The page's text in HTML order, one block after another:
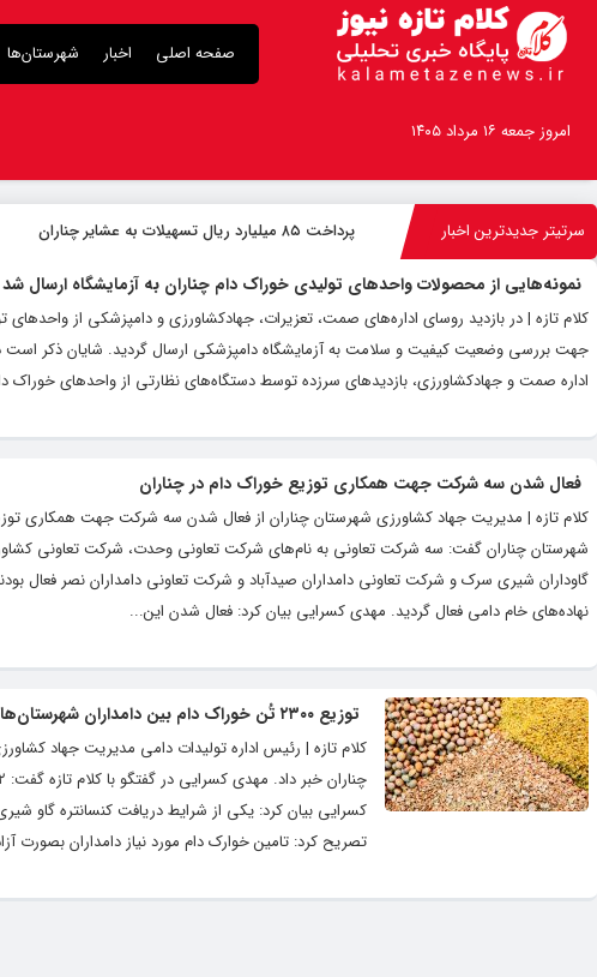
صفحه اصلی اخبار شهرستان‌ها
امروز جمعه ۱۶ مرداد ۱۴۰۵
سرتیتر جدیدترین اخبار پرداخت ۸۵ میلیارد ریال تسهیلات به عشایر چناران
نمونه‌هایی از محصولات واحدهای تولیدی خوراک دام چناران به آزمایشگاه ارسال شد
کلام تازه | در بازدید روسای اداره‌های صمت، تعزیرات، جهادکشاورزی و دامپزشکی از
جهت بررسی وضعیت کیفیت و سلامت به آزمایشگاه دامپزشکی ارسال گردید. شایان ذکر است
اداره صمت و جهادکشاورزی، بازدیدهای سرزده توسط دستگاه‌های نظارتی از واحدهای خوراک دام
فعال شدن سه شرکت جهت همکاری توزیع خوراک دام در چناران
کلام تازه | مدیریت جهاد کشاورزی شهرستان چناران از فعال شدن سه شرکت جهت همکاری
شهرستان چناران گفت: سه شرکت تعاونی به نام‌های شرکت تعاونی وحدت، شرکت تعاونی
گاوداران شیری سرک و شرکت تعاونی دامداران صیدآباد و شرکت تعاونی دامداران نصر
نهاده‌های خام دامی فعال گردید. مهدی کسرایی بیان کرد: فعال شدن این...
توزیع ۲۳۰۰ تُن خوراک دام بین دامداران شهرستان‌های گلبهار و چناران
تصریح کرد: تامین خوارک دام مورد نیاز دامداران بصورت